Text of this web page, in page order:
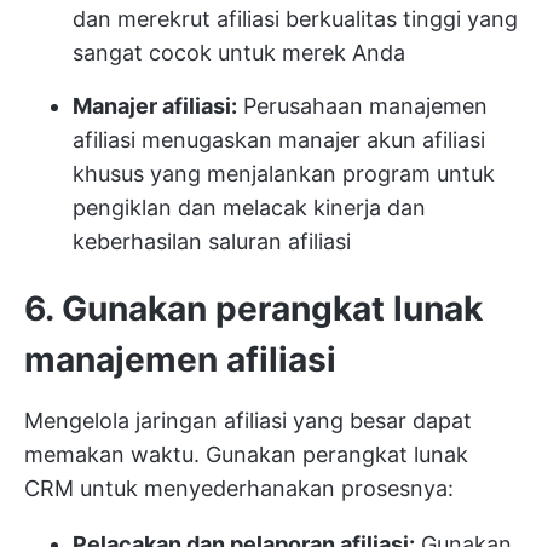
dan merekrut afiliasi berkualitas tinggi yang
sangat cocok untuk merek Anda
Manajer afiliasi: Perusahaan manajemen
afiliasi menugaskan manajer akun afiliasi
khusus yang menjalankan program untuk
pengiklan dan melacak kinerja dan
keberhasilan saluran afiliasi
6. Gunakan perangkat lunak
manajemen afiliasi
Mengelola jaringan afiliasi yang besar dapat
memakan waktu. Gunakan perangkat lunak
CRM untuk menyederhanakan prosesnya: